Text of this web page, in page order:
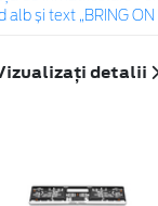
alb și text „BRING ON
detalii